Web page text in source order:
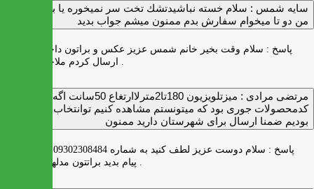
سايه شمس : سلام خسته نباشيدتشك تخت سر نميخوره يا برنميگرده
من دو تا ميخوام سفارش بدم ممنون ميشم جواب بديد
پاسخ : سلام وقت بخیر خانم شمس عزیز عکس و براتون داخل واتس اپ
ارسال کردم ملاحظه بفرمایید .
مرتضی مرادی :
میزتلویزیون 180تا2مترلاارتغاع 50سانت اگه
کدمحصولات جوری بود که میتونستم مشاهده کنیم توانتخاب راحت‌تر
بودیم ضمنا ارسال برای شهرستان دارید ممنون
پاسخ :